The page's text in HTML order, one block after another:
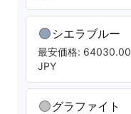
シエラブルー
最安価格: 64030.00
JPY
グラファイト